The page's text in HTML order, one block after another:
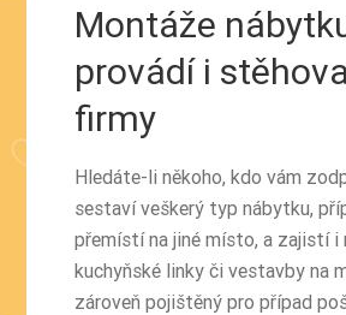
Montáže
provádí i
firmy
Hledáte-li někoho, kdo vám
sestaví veškerý typ nábytku,
přemístí na jiné místo, a zajistí i
kuchyňské linky či vestavby na
zároveň pojištěný pro případ